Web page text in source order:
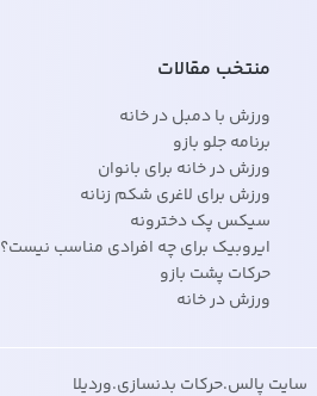
منتخب مقالات
ورزش با دمبل در خانه
برنامه جلو بازو
ورزش در خانه برای بانوان
ورزش برای لاغری شکم زنانه
سیکس پک دخترونه
ایروبیک برای چه افرادی مناسب نیست؟
حرکات پشت بازو
ورزش در خانه
سایت پالس.حرکات بدنسازی.وردیلا